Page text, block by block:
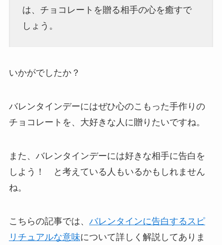
は、チョコレートを贈る相手の心を癒すで
しょう。
いかがでしたか？
バレンタインデーにはぜひ心のこもった手作りの
チョコレートを、大好きな人に贈りたいですね。
また、バレンタインデーには好きな相手に告白を
しよう！ と考えている人もいるかもしれません
ね。
こちらの記事では、 バレンタインに告白するスピ
リチュアルな意味について詳しく解説してありま